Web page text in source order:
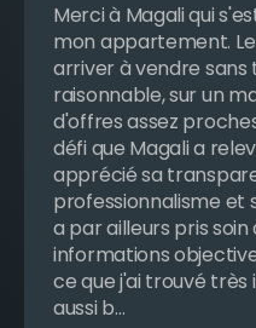
Merci à Magali qui
mon appartement.
arriver à vendre
raisonnable, sur un
d'offres assez
défi que Magali a
apprécié sa
professionnalisme et
a par ailleurs pris
informations
ce que j'ai trouvé très
aussi b…